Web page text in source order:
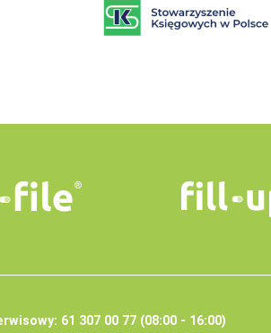
61 307 00 77 (08:00 - 16:00)